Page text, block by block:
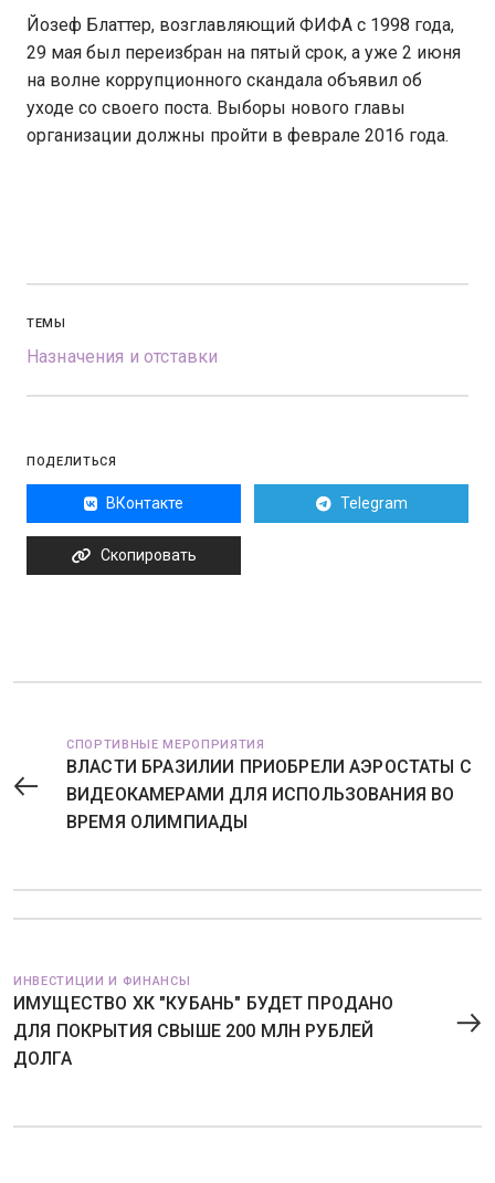
Йозеф Блаттер, возглавляющий ФИФА с 1998 года,
29 мая был переизбран на пятый срок, а уже 2 июня
на волне коррупционного скандала объявил об
уходе со своего поста. Выборы нового главы
организации должны пройти в феврале 2016 года.
ТЕМЫ
Назначения и отставки
ПОДЕЛИТЬСЯ
ВКонтакте Telegram
Скопировать
СПОРТИВНЫЕ МЕРОПРИЯТИЯ
ВЛАСТИ БРАЗИЛИИ ПРИОБРЕЛИ АЭРОСТАТЫ С
ВИДЕОКАМЕРАМИ ДЛЯ ИСПОЛЬЗОВАНИЯ ВО
ВРЕМЯ ОЛИМПИАДЫ
ИНВЕСТИЦИИ И ФИНАНСЫ
ИМУЩЕСТВО ХК "КУБАНЬ" БУДЕТ ПРОДАНО
ДЛЯ ПОКРЫТИЯ СВЫШЕ 200 МЛН РУБЛЕЙ
ДОЛГА